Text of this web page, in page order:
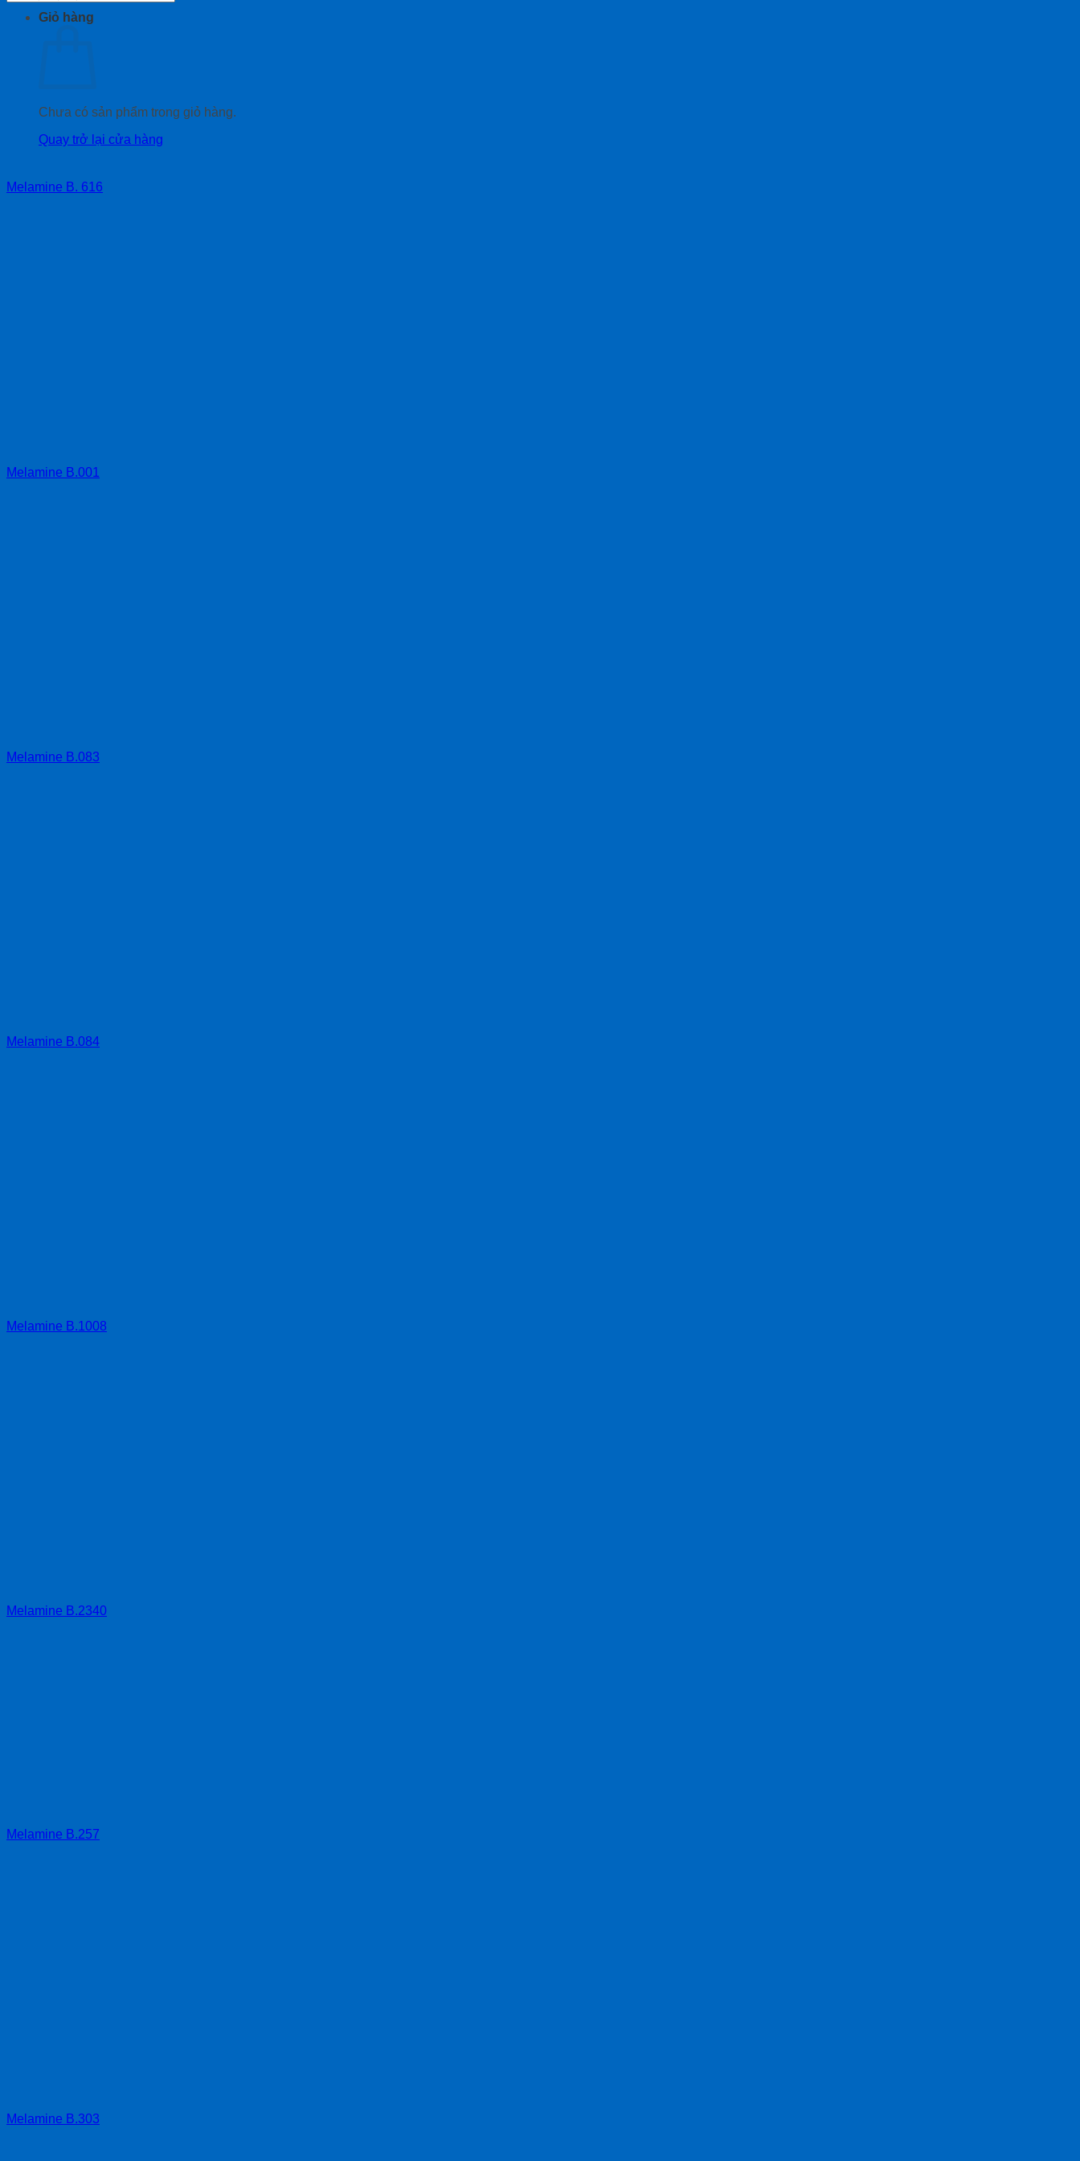
Giỏ hàng
Chưa có sản phẩm trong giỏ hàng.
Quay trở lại cửa hàng
Melamine B. 616
Melamine B.001
Melamine B.083
Melamine B.084
Melamine B.1008
Melamine B.2340
Melamine B.257
Melamine B.303